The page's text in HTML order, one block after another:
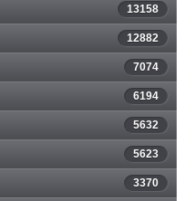
13158
12882
7074
6194
5632
5623
3370